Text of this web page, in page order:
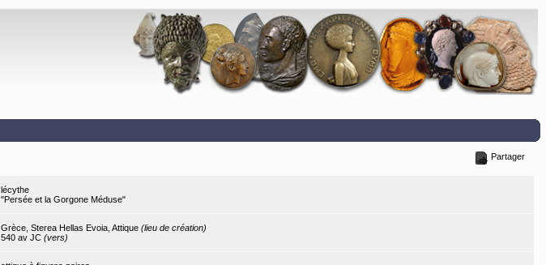
Partager
lécythe
"Persée et la Gorgone Méduse"
Grèce, Sterea Hellas Evoia, Attique (lieu de création)
540 av JC (vers)